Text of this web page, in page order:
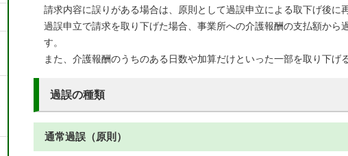
請求内容に誤りがある場合は、原則として過誤申立による取下げ後に
過誤申立で請求を取り下げた場合、事業所への介護報酬の支払額から
す。
また、介護報酬のうちのある日数や加算だけといった一部を取り下げ
過誤の種類
通常過誤（原則）